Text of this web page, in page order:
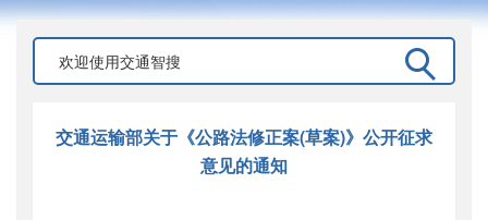
交通运输部关于《公路法修正案(草案)》公开征求
意见的通知